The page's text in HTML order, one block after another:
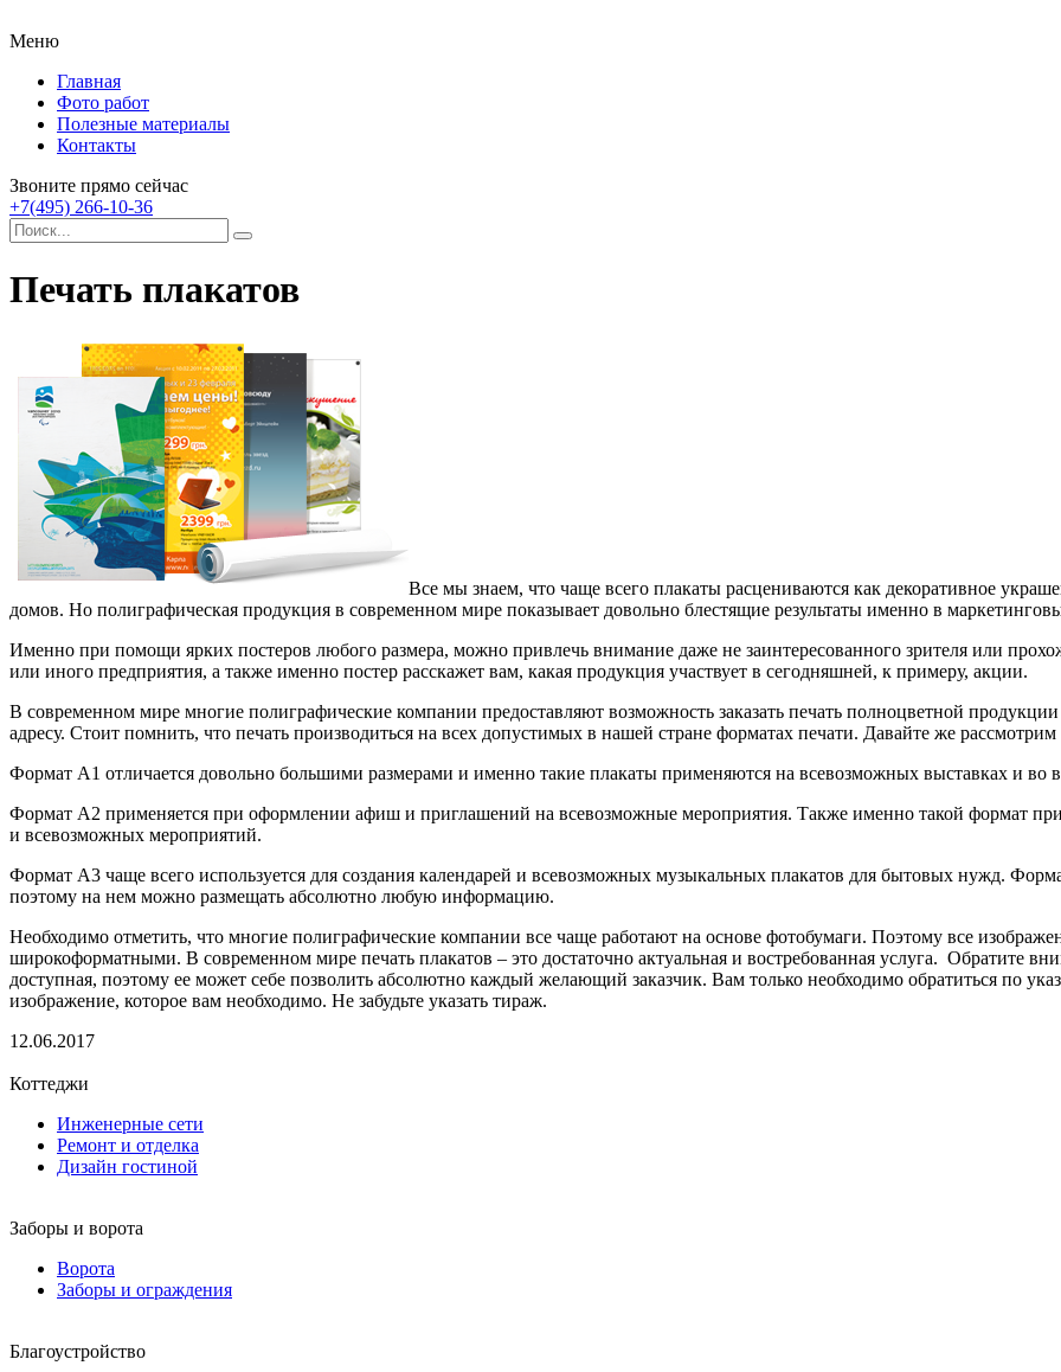
Меню
Главная
Фото работ
Полезные материалы
Контакты
Звоните прямо сейчас
+7(495) 266-10-36
Печать плакатов
Все мы знаем, что чаще всего плакаты расцениваются как декоративное
домов. Но полиграфическая продукция в современном мире показывает довольно блестящие результаты именно в
Именно при помощи ярких постеров любого размера, можно привлечь внимание даже не заинтересованного зрителя или
или иного предприятия, а также именно постер расскажет вам, какая продукция участвует в сегодняшней, к примеру, акции.
В современном мире многие полиграфические компании предоставляют возможность заказать печать полноцветной
адресу. Стоит помнить, что печать производиться на всех допустимых в нашей стране форматах печати. Давайте же
Формат А1 отличается довольно большими размерами и именно такие плакаты применяются на всевозможных выставках и во
Формат А2 применяется при оформлении афиш и приглашений на всевозможные мероприятия. Также именно такой формат
и всевозможных мероприятий.
Формат А3 чаще всего используется для создания календарей и всевозможных музыкальных плакатов для бытовых нужд.
поэтому на нем можно размещать абсолютно любую информацию.
Необходимо отметить, что многие полиграфические компании все чаще работают на основе фотобумаги. Поэтому все
широкоформатными. В современном мире печать плакатов – это достаточно актуальная и востребованная услуга. Обратите
доступная, поэтому ее может себе позволить абсолютно каждый желающий заказчик. Вам только необходимо обратиться по
изображение, которое вам необходимо. Не забудьте указать тираж.
12.06.2017
Коттеджи
Инженерные сети
Ремонт и отделка
Дизайн гостиной
Заборы и ворота
Ворота
Заборы и ограждения
Благоустройство